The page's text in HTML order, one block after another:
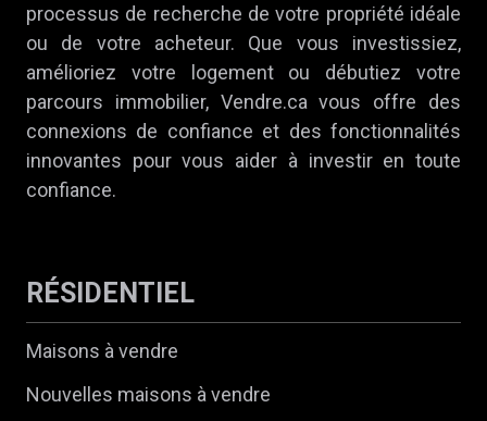
processus de recherche de votre propriété idéale
ou de votre acheteur. Que vous investissiez,
amélioriez votre logement ou débutiez votre
parcours immobilier, Vendre.ca vous offre des
connexions de confiance et des fonctionnalités
innovantes pour vous aider à investir en toute
confiance.
RÉSIDENTIEL
Maisons à vendre
Nouvelles maisons à vendre